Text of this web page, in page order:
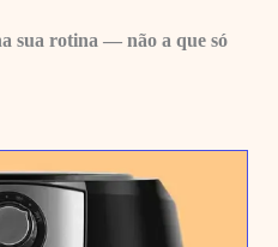
sua rotina — não a que só